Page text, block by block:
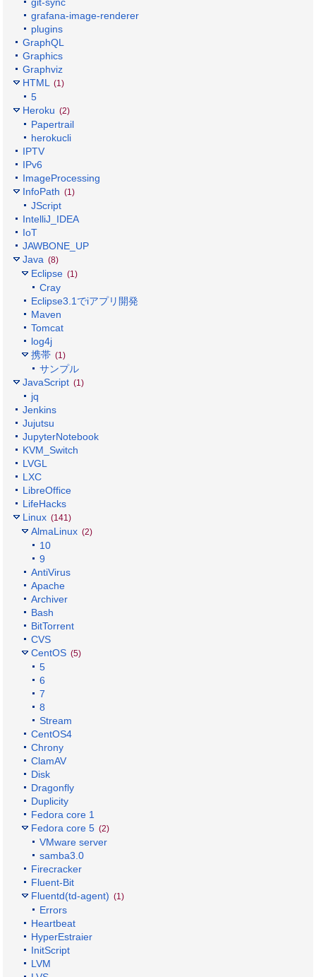
grafana-image-renderer
plugins
GraphQL
Graphics
Graphviz
HTML
(1)
5
Heroku (2)
Papertrail
herokucli
IPTV
IPv6
ImageProcessing
InfoPath (1)
JScript
IntelliJ_IDEA
IoT
JAWBONE_UP
Java (8)
Eclipse (1)
Cray
Eclipse3.1でiアプリ開発
Maven
Tomcat
log4j
携帯 (1)
サンプル
JavaScript (1)
jq
Jenkins
Jujutsu
JupyterNotebook
KVM_Switch
LVGL
LXC
LibreOffice
LifeHacks
Linux (141)
AlmaLinux (2)
10
9
AntiVirus
Apache
Archiver
Bash
BitTorrent
CVS
CentOS (5)
5
6
7
8
Stream
CentOS4
Chrony
ClamAV
Disk
Dragonfly
Duplicity
Fedora core 1
Fedora core 5 (2)
VMware server
samba3.0
Firecracker
Fluent-Bit
Fluentd(td-agent) (1)
Errors
Heartbeat
HyperEstraier
InitScript
LVM